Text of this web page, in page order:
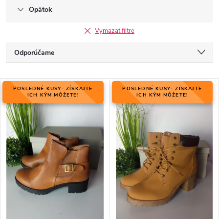
Opätok
Vymazať filtre
a
d
n
i
e
p
r
o
d
Odporúčame
Najdrahšie
Najpredávanejšie
Abecedne
V
p
s
p
r
o
POSLEDNÉ KUSY- ZÍSKAJTE
ICH KÝM MÔŽETE!
POSLEDNÉ KUSY- ZÍSKAJTE
ICH KÝM MÔŽETE!